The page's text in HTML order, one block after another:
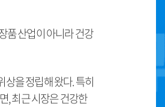
품 산업이 아니라 건강
을 정립해 왔다. 특히
, 최근 시장은 건강한